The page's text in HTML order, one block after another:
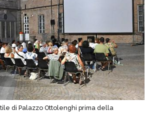
di Palazzo Ottolenghi prima della